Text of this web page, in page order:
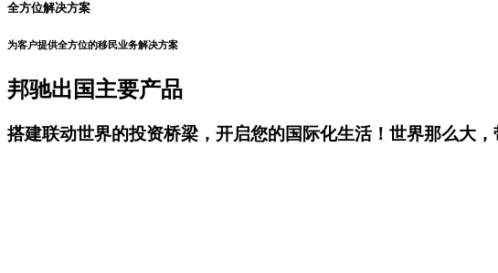
全方位解决方案
为客户提供全方位的移民业务解决方案
邦驰出国主要产品
搭建联动世界的投资桥梁，开启您的国际化生活！世界那么大，